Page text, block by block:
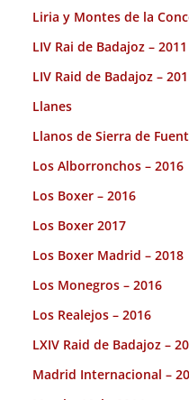
Liria y Montes de la
LIV Rai de Badajoz – 2011
LIV Raid de Badajoz –
Llanes
Llanos de Sierra de
Los Alborronchos – 2016
Los Boxer – 2016
Los Boxer 2017
Los Boxer Madrid – 2018
Los Monegros – 2016
Los Realejos – 2016
LXIV Raid de Badajoz –
Madrid Internacional –